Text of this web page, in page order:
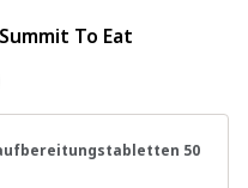
To Eat
50